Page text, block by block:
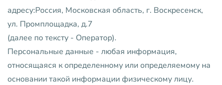
адресу:Россия, Московская область, г. Воскресенск,
ул. Промплощадка, д.7
(далее по тексту - Оператор).
Персональные данные - любая информация,
относящаяся к определенному или определяемому на
основании такой информации физическому лицу.